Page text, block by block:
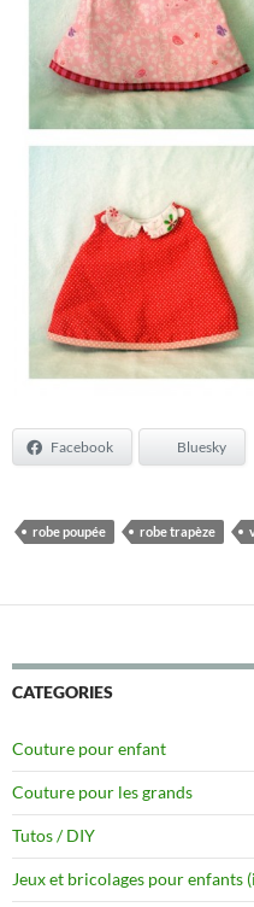
Facebook Bluesky
robe poupée robe trapèze
CATEGORIES
Couture pour enfant
Couture pour les grands
Tutos / DIY
Jeux et bricolages pour enfants